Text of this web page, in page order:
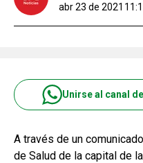
abr 23 de 2021
Unirse al canal
A través de un
de Salud de la capital de